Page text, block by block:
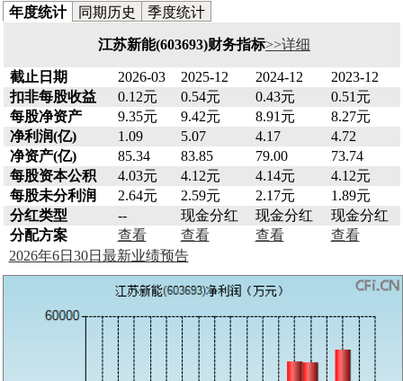
年度统计 同期历史 季度统计
江苏新能(603693)财务指标>>详细
截止日期 2026-03 2025-12 2024-12
2023-12
扣非每股收益
0.12元 0.54元 0.43元
0.51元
每股净资产
9.35元 9.42元 8.91元
8.27元
净利润(亿)
1.09 5.07 4.17
4.72
净资产(亿)
85.34 83.85 79.00
73.74
每股资本公积
4.03元 4.12元 4.14元
4.12元
每股未分利润
2.64元 2.59元 2.17元
1.89元
分红类型
-- 现金分红 现金分红
现金分红
分配方案
查看 查看 查看
查看
2026年6日30日最新业绩预告